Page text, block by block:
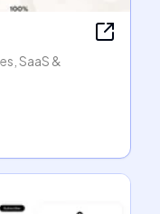
SaaS &